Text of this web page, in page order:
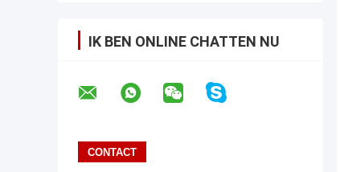
IK BEN ONLINE CHATTEN NU